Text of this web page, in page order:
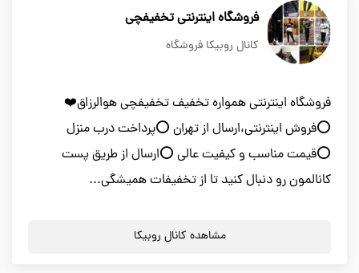
فروشگاه اینترنتی تخفیفچی
کانال روبیکا فروشگاه
فروشگاه اینترنتی همواره تخفیف تخفیفچی هوالرزاق❤️
⭕️فروش اینترنتی،ارسال از تهران ⭕️پرداخت درب منزل
⭕️قیمت مناسب و کیفیت عالی ⭕️ارسال از طریق پست
کانالمون رو دنبال کنید تا از تخفیفات همیشگی...
مشاهده کانال روبیکا